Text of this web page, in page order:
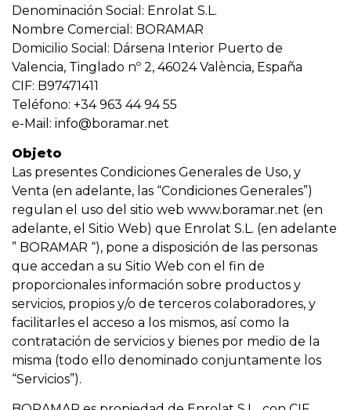
Denominación Social: Enrolat S.L.
Nombre Comercial: BORAMAR
Domicilio Social: Dársena Interior Puerto de
Valencia, Tinglado nº 2, 46024 València, España
CIF: B97471411
Teléfono: +34 963 44 94 55
e-Mail: info@boramar.net
Objeto
Las presentes Condiciones Generales de Uso, y
Venta (en adelante, las “Condiciones Generales”)
regulan el uso del sitio web www.boramar.net (en
adelante, el Sitio Web) que Enrolat S.L. (en adelante
” BORAMAR “), pone a disposición de las personas
que accedan a su Sitio Web con el fin de
proporcionales información sobre productos y
servicios, propios y/o de terceros colaboradores, y
facilitarles el acceso a los mismos, así como la
contratación de servicios y bienes por medio de la
misma (todo ello denominado conjuntamente los
“Servicios”).